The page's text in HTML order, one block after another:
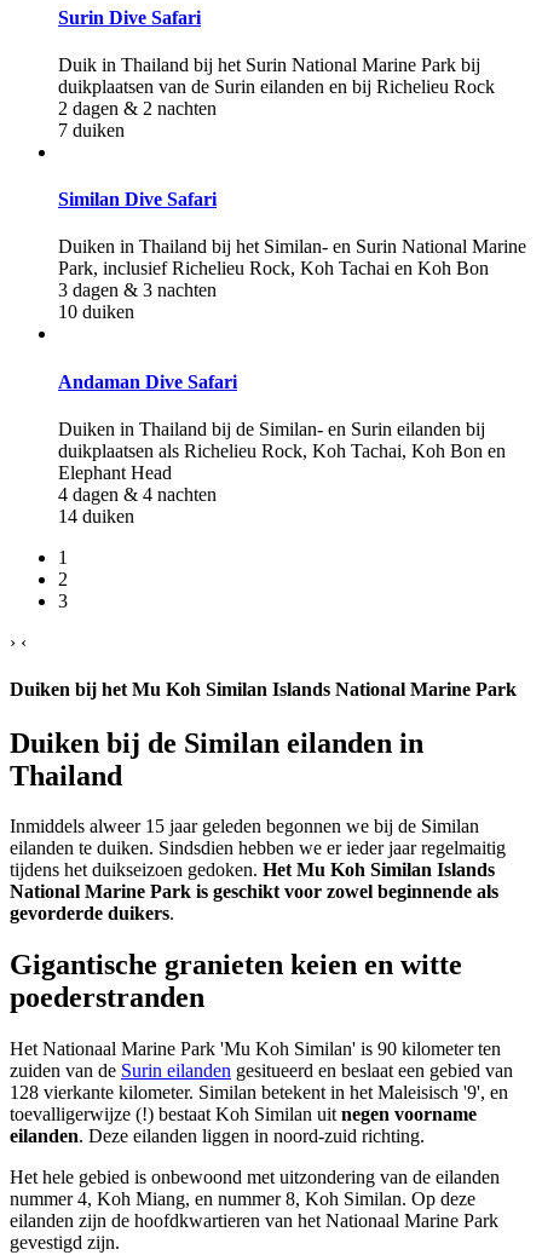
Surin Dive Safari
Duik in Thailand bij het Surin National Marine Park bij
duikplaatsen van de Surin eilanden en bij Richelieu Rock
2 dagen & 2 nachten
7 duiken
Similan Dive Safari
Duiken in Thailand bij het Similan- en Surin National Marine
Park, inclusief Richelieu Rock, Koh Tachai en Koh Bon
3 dagen & 3 nachten
10 duiken
Andaman Dive Safari
Duiken in Thailand bij de Similan- en Surin eilanden bij
duikplaatsen als Richelieu Rock, Koh Tachai, Koh Bon en
Elephant Head
4 dagen & 4 nachten
14 duiken
1
2
3
› ‹
Duiken bij het Mu Koh Similan Islands National Marine Park
Duiken bij de Similan eilanden in
Thailand
Inmiddels alweer 15 jaar geleden begonnen we bij de Similan
eilanden te duiken. Sindsdien hebben we er ieder jaar regelmaitig
tijdens het duikseizoen gedoken. Het Mu Koh Similan Islands
National Marine Park is geschikt voor zowel beginnende als
gevorderde duikers.
Gigantische granieten keien en witte
poederstranden
Het Nationaal Marine Park 'Mu Koh Similan' is 90 kilometer ten
zuiden van de Surin eilanden gesitueerd en beslaat een gebied van
128 vierkante kilometer. Similan betekent in het Maleisisch '9', en
toevalligerwijze (!) bestaat Koh Similan uit negen voorname
eilanden. Deze eilanden liggen in noord-zuid richting.
Het hele gebied is onbewoond met uitzondering van de eilanden
nummer 4, Koh Miang, en nummer 8, Koh Similan. Op deze
eilanden zijn de hoofdkwartieren van het Nationaal Marine Park
gevestigd zijn.